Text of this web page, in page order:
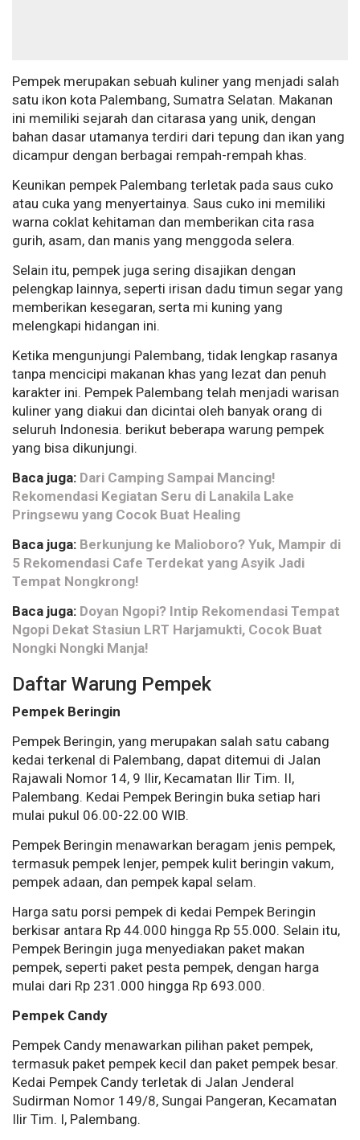
Pempek merupakan sebuah kuliner yang menjadi salah
satu ikon kota Palembang, Sumatra Selatan. Makanan
ini memiliki sejarah dan citarasa yang unik, dengan
bahan dasar utamanya terdiri dari tepung dan ikan yang
dicampur dengan berbagai rempah-rempah khas.
Keunikan pempek Palembang terletak pada saus cuko
atau cuka yang menyertainya. Saus cuko ini memiliki
warna coklat kehitaman dan memberikan cita rasa
gurih, asam, dan manis yang menggoda selera.
Selain itu, pempek juga sering disajikan dengan
pelengkap lainnya, seperti irisan dadu timun segar yang
memberikan kesegaran, serta mi kuning yang
melengkapi hidangan ini.
Ketika mengunjungi Palembang, tidak lengkap rasanya
tanpa mencicipi makanan khas yang lezat dan penuh
karakter ini. Pempek Palembang telah menjadi warisan
kuliner yang diakui dan dicintai oleh banyak orang di
seluruh Indonesia. berikut beberapa warung pempek
yang bisa dikunjungi.
Baca juga: Dari Camping Sampai Mancing!
Rekomendasi Kegiatan Seru di Lanakila Lake
Pringsewu yang Cocok Buat Healing
Baca juga: Berkunjung ke Malioboro? Yuk, Mampir di
5 Rekomendasi Cafe Terdekat yang Asyik Jadi
Tempat Nongkrong!
Baca juga: Doyan Ngopi? Intip Rekomendasi Tempat
Ngopi Dekat Stasiun LRT Harjamukti, Cocok Buat
Nongki Nongki Manja!
Daftar Warung Pempek
Pempek Beringin
Pempek Beringin, yang merupakan salah satu cabang
kedai terkenal di Palembang, dapat ditemui di Jalan
Rajawali Nomor 14, 9 Ilir, Kecamatan Ilir Tim. II,
Palembang. Kedai Pempek Beringin buka setiap hari
mulai pukul 06.00-22.00 WIB.
Pempek Beringin menawarkan beragam jenis pempek,
termasuk pempek lenjer, pempek kulit beringin vakum,
pempek adaan, dan pempek kapal selam.
Harga satu porsi pempek di kedai Pempek Beringin
berkisar antara Rp 44.000 hingga Rp 55.000. Selain itu,
Pempek Beringin juga menyediakan paket makan
pempek, seperti paket pesta pempek, dengan harga
mulai dari Rp 231.000 hingga Rp 693.000.
Pempek Candy
Pempek Candy menawarkan pilihan paket pempek,
termasuk paket pempek kecil dan paket pempek besar.
Kedai Pempek Candy terletak di Jalan Jenderal
Sudirman Nomor 149/8, Sungai Pangeran, Kecamatan
Ilir Tim. I, Palembang.